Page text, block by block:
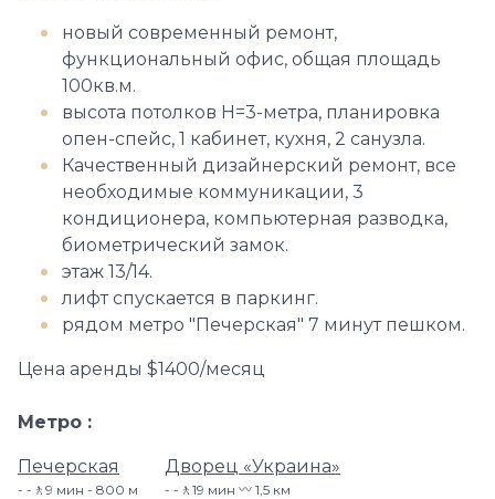
новый современный ремонт,
функциональный офис, общая площадь
100кв.м.
высота потолков Н=3-метра, планировка
опен-спейс, 1 кабинет, кухня, 2 санузла.
Качественный дизайнерский ремонт, все
необходимые коммуникации, 3
кондиционера, компьютерная разводка,
биометрический замок.
этаж 13/14.
лифт спускается в паркинг.
рядом метро "Печерская" 7 минут пешком.
Цена аренды $1400/месяц
Метро
Печерская
-🚶9 мин - 800 м
Дворец «Украина»
-🚶19 мин 〰️ 1,5 км